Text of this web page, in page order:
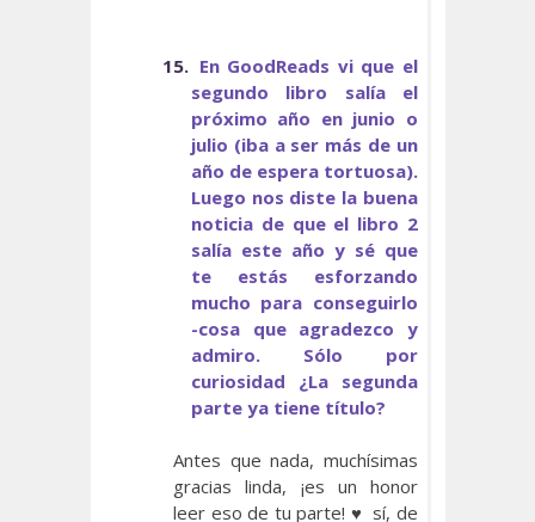
15. En GoodReads vi que el
segundo libro salía el
próximo año en junio o
julio (iba a ser más de un
año de espera tortuosa).
Luego nos diste la buena
noticia de que el libro 2
salía este año y sé que
te estás esforzando
mucho para conseguirlo
-cosa que agradezco y
admiro. Sólo por
curiosidad ¿La segunda
parte ya tiene título?
Antes que nada, muchísimas
gracias linda, ¡es un honor
leer eso de tu parte! ♥ sí, de